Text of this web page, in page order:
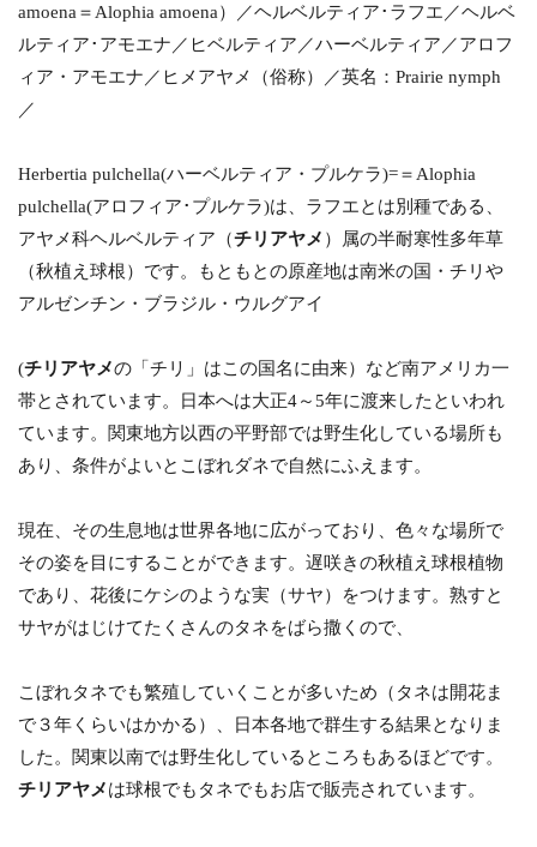
amoena＝Alophia amoena）／ヘルベルティア･ラフエ／ヘルベ
ルティア･アモエナ／ヒベルティア／ハーベルティア／アロフ
ィア・アモエナ／ヒメアヤメ（俗称）／英名：Prairie nymph
／
Herbertia pulchella(ハーベルティア・プルケラ)=＝Alophia
pulchella(アロフィア･プルケラ)は、ラフエとは別種である、
アヤメ科ヘルベルティア（チリアヤメ ）属の半耐寒性多年草
（秋植え球根）です。もともとの原産地は南米の国・チリや
アルゼンチン・ブラジル・ウルグアイ
(チリアヤメの「チリ」はこの国名に由来）など南アメリカ一
帯とされています。日本へは大正4～5年に渡来したといわれ
ています。関東地方以西の平野部では野生化している場所も
あり、条件がよいとこぼれダネで自然にふえます。
現在、その生息地は世界各地に広がっており、色々な場所で
その姿を目にすることができます。遅咲きの秋植え球根植物
であり、花後にケシのような実（サヤ）をつけます。熟すと
サヤがはじけてたくさんのタネをばら撒くので、
こぼれタネでも繁殖していくことが多いため（タネは開花ま
で３年くらいはかかる）、日本各地で群生する結果となりま
した。関東以南では野生化しているところもあるほどです。
チリアヤメは球根でもタネでもお店で販売されています。